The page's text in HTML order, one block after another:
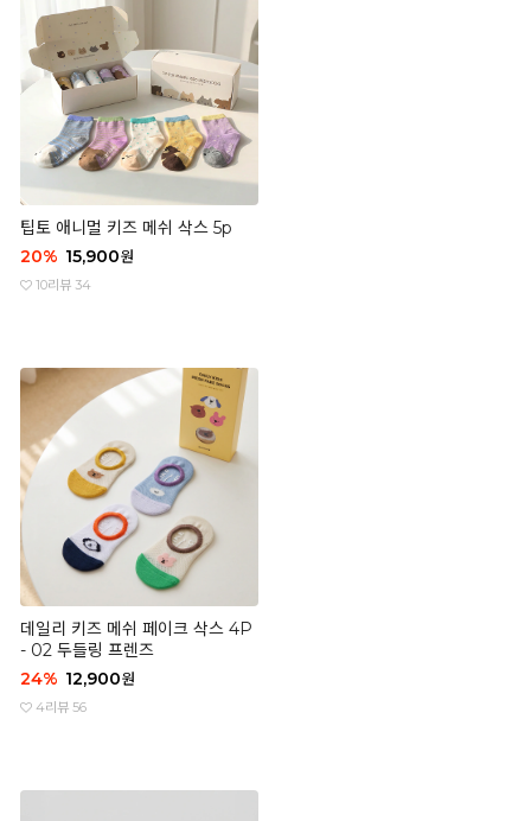
팁토 애니멀 키즈 메쉬 삭스 5p
20% 15,900원
10리뷰 34
데일리 키즈 메쉬 페이크 삭스 4P
- 02 두들링 프렌즈
24% 12,900원
4리뷰 56